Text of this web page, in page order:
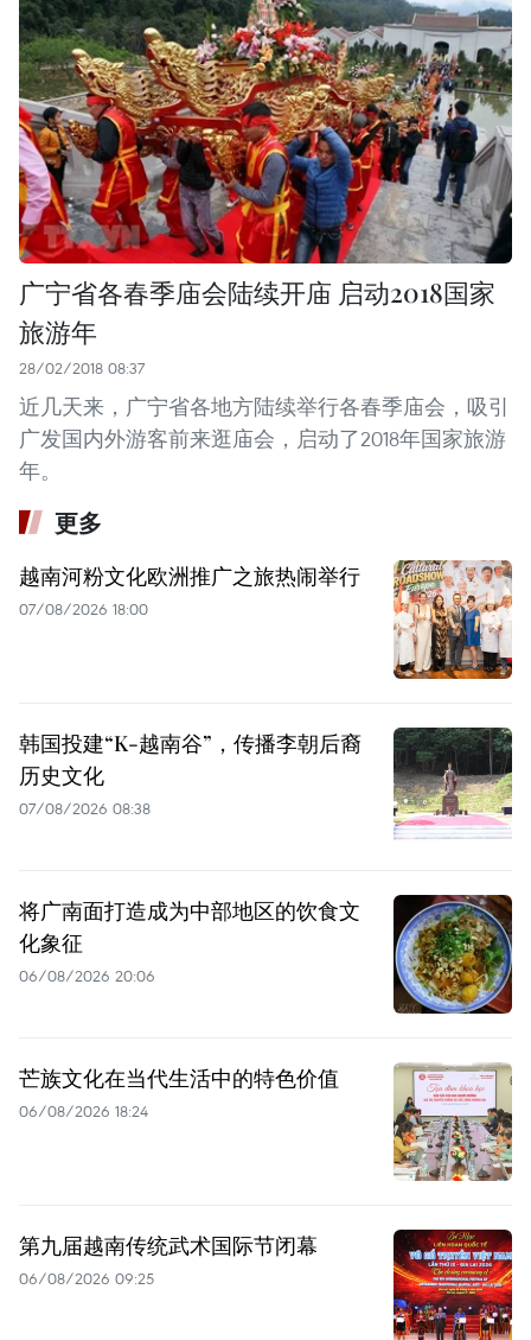
广宁省各春季庙会陆续开庙 启动2018国家
旅游年
28/02/2018 08:37
近几天来，广宁省各地方陆续举行各春季庙会，吸引
广发国内外游客前来逛庙会，启动了2018年国家旅游
年。
更多
越南河粉文化欧洲推广之旅热闹举行
07/08/2026 18:00
韩国投建“K-越南谷”，传播李朝后裔
历史文化
07/08/2026 08:38
将广南面打造成为中部地区的饮食文
化象征
06/08/2026 20:06
芒族文化在当代生活中的特色价值
06/08/2026 18:24
第九届越南传统武术国际节闭幕
06/08/2026 09:25